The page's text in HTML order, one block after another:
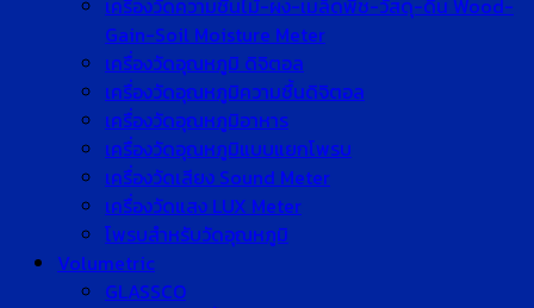
เครื่องวัดความชื้นไม้-ผง-เมล็ดพืช-วัสดุ-ดิน Wood-
Gain-Soil Moisture Meter
เครื่องวัดอุณหภูมิ ดิจิตอล
เครื่องวัดอุณหภูมิความชื้นดิจิตอล
เครื่องวัดอุณหภูมิอาหาร
เครื่องวัดอุณหภูมิแบบแยกโพรบ
เครื่องวัดเสียง Sound Meter
เครื่องวัดแสง LUX Meter
โพรบสำหรับวัดอุณหภูมิ
Volumetric
GLASSCO